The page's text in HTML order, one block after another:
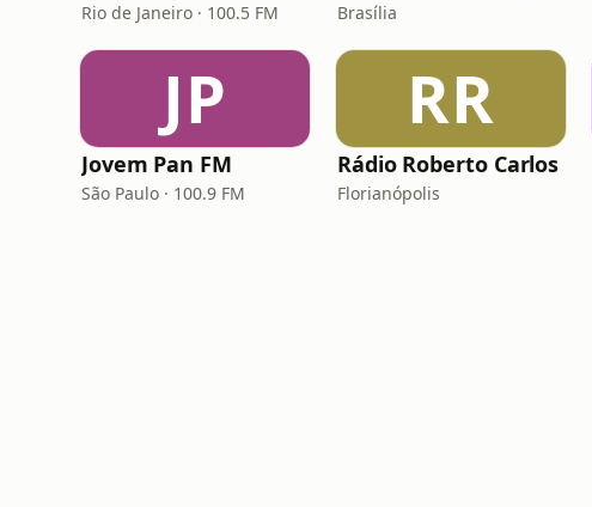
Rio de Janeiro · 100.5 FM Brasília
JP
Jovem Pan FM
São Paulo · 100.9 FM
RR
Rádio Roberto Carlos
Florianópolis